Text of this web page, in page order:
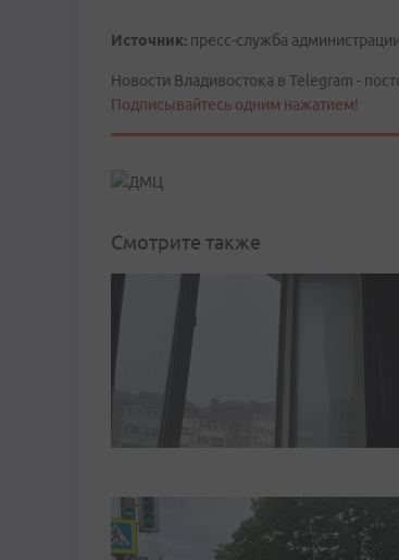
Источник: пресс-служба
Новости Владивостока в Telegram -
Подписывайтесь одним нажатием!
Смотрите также